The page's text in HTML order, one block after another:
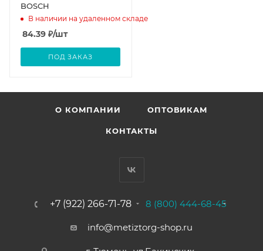
BOSCH
В наличии на удаленном складе
84.39 ₽/шт
ПОД ЗАКАЗ
О КОМПАНИИ ОПТОВИКАМ
КОНТАКТЫ
+7 (922) 266-71-78 8 (800) 444-68-45
info@metiztorg-shop.ru